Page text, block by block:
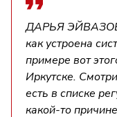
ДАРЬЯ
как устроена
примере вот
Иркутске.
есть в списке
какой-то